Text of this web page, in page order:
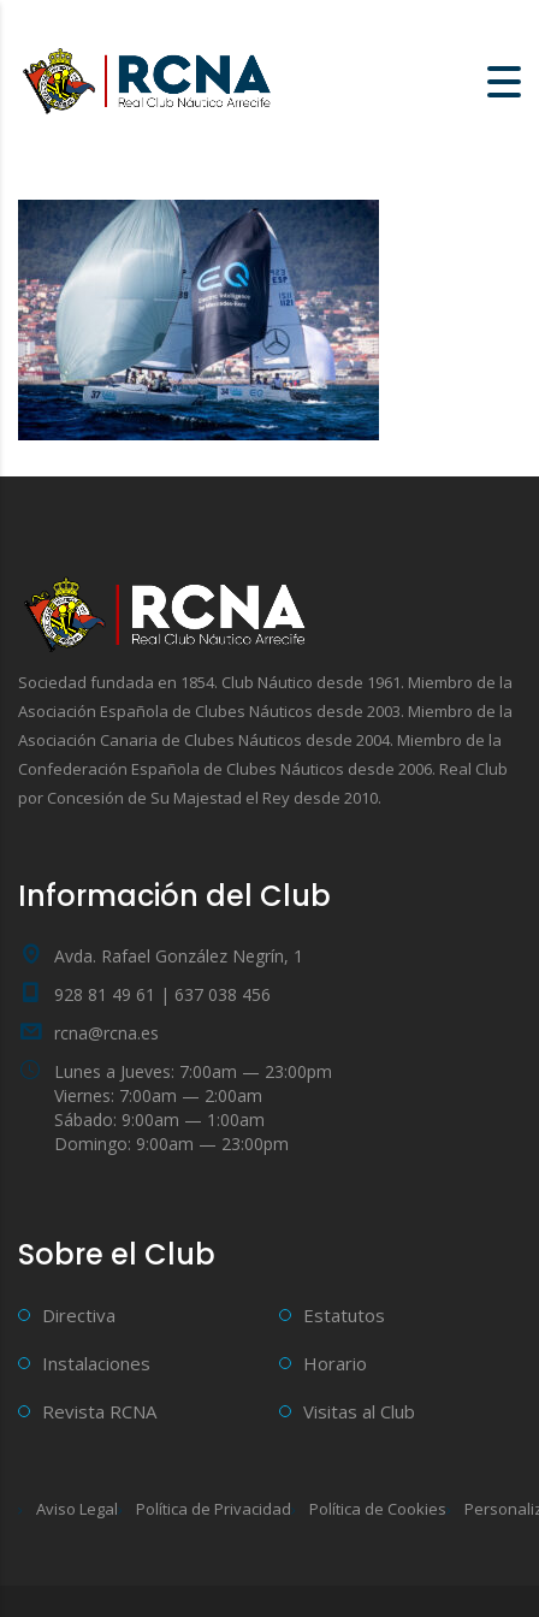
Sociedad fundada en 1854. Club Náutico desde 1961. Miembro de la
Asociación Española de Clubes Náuticos desde 2003. Miembro de la
Asociación Canaria de Clubes Náuticos desde 2004. Miembro de la
Confederación Española de Clubes Náuticos desde 2006. Real Club
por Concesión de Su Majestad el Rey desde 2010.
Información del Club
Avda. Rafael González Negrín, 1
928 81 49 61 | 637 038 456
rcna@rcna.es
Lunes a Jueves: 7:00am — 23:00pm
Viernes: 7:00am — 2:00am
Sábado: 9:00am — 1:00am
Domingo: 9:00am — 23:00pm
Sobre el Club
Directiva
Estatutos
Instalaciones
Horario
Revista RCNA
Visitas al Club
Aviso Legal Política de Privacidad Política de Cookies